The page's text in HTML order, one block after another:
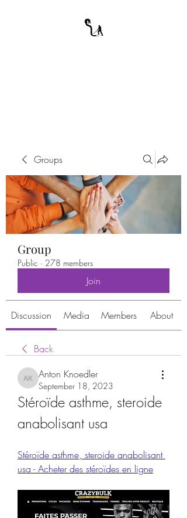
Groups
Group
Public · 278 members
Join
Discussion Media Members About
Back
Anton Knoedler
Anton Knoedler
September 18, 2023
Stéroïde asthme, steroide
anabolisant usa
Stéroïde asthme, steroide anabolisant
usa - Acheter des stéroïdes en ligne